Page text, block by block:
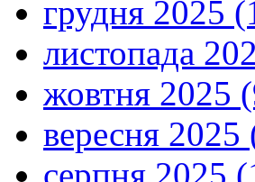
грудня 2025
листопада
жовтня 2025
вересня 2025
серпня 2025